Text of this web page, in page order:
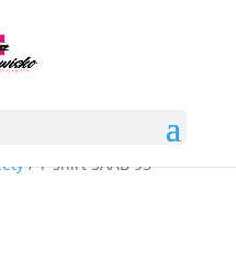
/ T-shirt SAAB 95